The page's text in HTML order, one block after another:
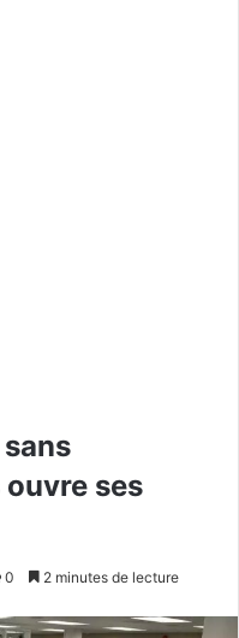
ses
0 2 minutes de lecture